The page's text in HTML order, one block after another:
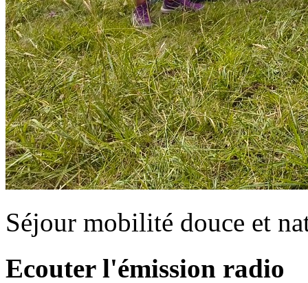
Séjour mobilité douce et
Ecouter l'émission radio